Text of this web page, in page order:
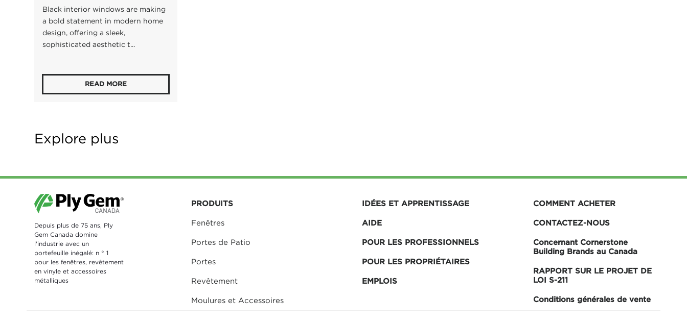
Black interior windows are making
a bold statement in modern home
design, offering a sleek,
sophisticated aesthetic t...
READ MORE
Explore plus
Depuis plus de 75 ans, Ply
Gem Canada domine
l'industrie avec un
portefeuille inégalé: n ° 1
pour les fenêtres, revêtement
en vinyle et accessoires
métalliques
PRODUITS
Fenêtres
Portes de Patio
Portes
Revêtement
Moulures et Accessoires
IDÉES ET APPRENTISSAGE
AIDE
POUR LES PROFESSIONNELS
POUR LES PROPRIÉTAIRES
EMPLOIS
COMMENT ACHETER
CONTACTEZ-NOUS
Concernant Cornerstone
Building Brands au Canada
RAPPORT SUR LE PROJET DE
LOI S-211
Conditions générales de vente